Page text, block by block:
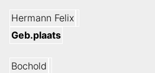
Hermann Felix
Geb.plaats
Bochold